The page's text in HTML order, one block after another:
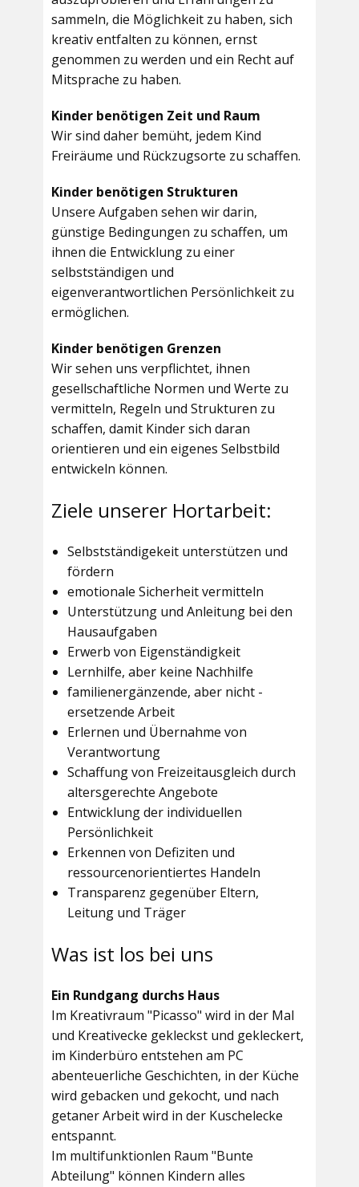
sammeln, die Möglichkeit zu haben, sich
kreativ entfalten zu können, ernst
genommen zu werden und ein Recht auf
Mitsprache zu haben.
Kinder benötigen Zeit und Raum
Wir sind daher bemüht, jedem Kind
Freiräume und Rückzugsorte zu schaffen.
Kinder benötigen Strukturen
Unsere Aufgaben sehen wir darin,
günstige Bedingungen zu schaffen, um
ihnen die Entwicklung zu einer
selbstständigen und
eigenverantwortlichen Persönlichkeit zu
ermöglichen.
Kinder benötigen Grenzen
Wir sehen uns verpflichtet, ihnen
gesellschaftliche Normen und Werte zu
vermitteln, Regeln und Strukturen zu
schaffen, damit Kinder sich daran
orientieren und ein eigenes Selbstbild
entwickeln können.
Ziele unserer Hortarbeit:
Selbstständigekeit unterstützen und
fördern
emotionale Sicherheit vermitteln
Unterstützung und Anleitung bei den
Hausaufgaben
Erwerb von Eigenständigkeit
Lernhilfe, aber keine Nachhilfe
familienergänzende, aber nicht -
ersetzende Arbeit
Erlernen und Übernahme von
Verantwortung
Schaffung von Freizeitausgleich durch
altersgerechte Angebote
Entwicklung der individuellen
Persönlichkeit
Erkennen von Defiziten und
ressourcenorientiertes Handeln
Transparenz gegenüber Eltern,
Leitung und Träger
Was ist los bei uns
Ein Rundgang durchs Haus
Im Kreativraum "Picasso" wird in der Mal
und Kreativecke gekleckst und gekleckert,
im Kinderbüro entstehen am PC
abenteuerliche Geschichten, in der Küche
wird gebacken und gekocht, und nach
getaner Arbeit wird in der Kuschelecke
entspannt.
Im multifunktionlen Raum "Bunte
Abteilung" können Kindern alles